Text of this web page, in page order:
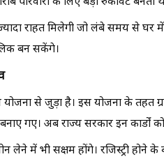
राहत मिलेगी जो लंबे समय से
बन सकेंगे।
योजना से जुड़ा है। इस योजना के तहत
गए। अब राज्य सरकार इन कार्डों
में भी सक्षम होंगे। रजिस्ट्री होने के